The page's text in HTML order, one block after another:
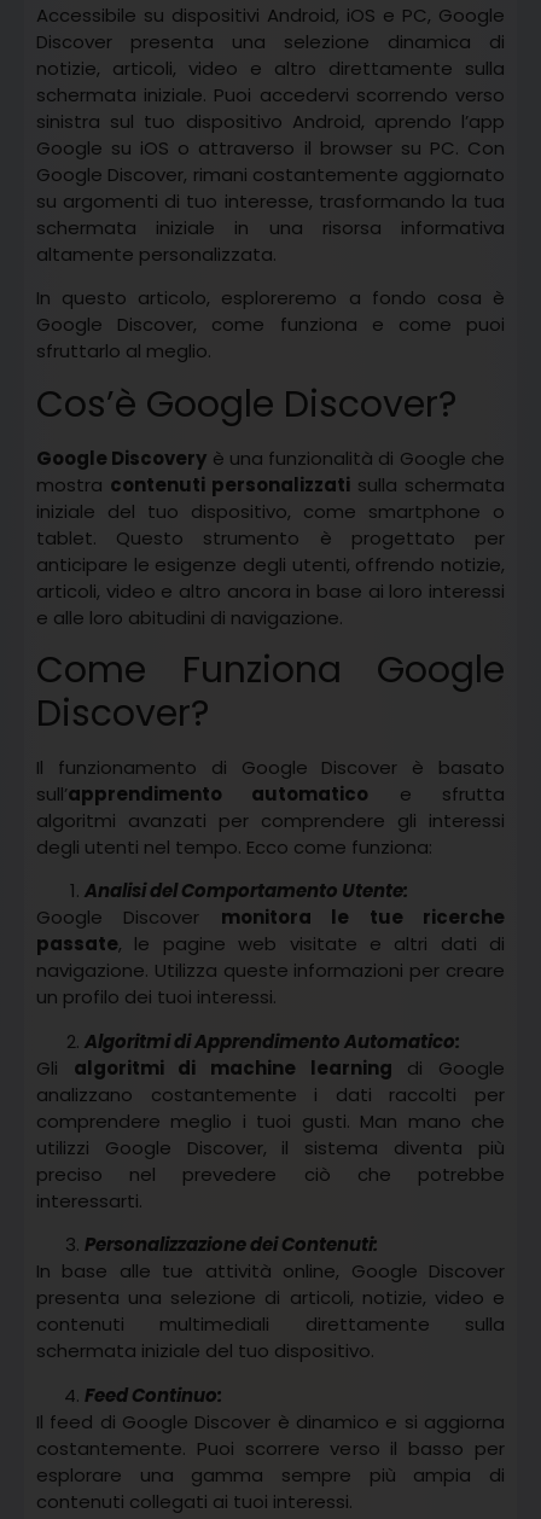
Accessibile su dispositivi Android, iOS e PC, Google
Discover presenta una selezione dinamica di
notizie, articoli, video e altro direttamente sulla
schermata iniziale. Puoi accedervi scorrendo verso
sinistra sul tuo dispositivo Android, aprendo l’app
Google su iOS o attraverso il browser su PC. Con
Google Discover, rimani costantemente aggiornato
su argomenti di tuo interesse, trasformando la tua
schermata iniziale in una risorsa informativa
altamente personalizzata.
In questo articolo, esploreremo a fondo cosa è
Google Discover, come funziona e come puoi
sfruttarlo al meglio.
Cos’è Google Discover?
Google Discovery è una funzionalità di Google che
mostra contenuti personalizzati sulla schermata
iniziale del tuo dispositivo, come smartphone o
tablet. Questo strumento è progettato per
anticipare le esigenze degli utenti, offrendo notizie,
articoli, video e altro ancora in base ai loro interessi
e alle loro abitudini di navigazione.
Come Funziona Google
Discover?
Il funzionamento di Google Discover è basato
sull’apprendimento automatico e sfrutta
algoritmi avanzati per comprendere gli interessi
degli utenti nel tempo. Ecco come funziona:
Analisi del Comportamento Utente:
Google Discover monitora le tue ricerche
passate, le pagine web visitate e altri dati di
navigazione. Utilizza queste informazioni per creare
un profilo dei tuoi interessi.
Algoritmi di Apprendimento Automatico:
Gli algoritmi di machine learning di Google
analizzano costantemente i dati raccolti per
comprendere meglio i tuoi gusti. Man mano che
utilizzi Google Discover, il sistema diventa più
preciso nel prevedere ciò che potrebbe
interessarti.
Personalizzazione dei Contenuti:
In base alle tue attività online, Google Discover
presenta una selezione di articoli, notizie, video e
contenuti multimediali direttamente sulla
schermata iniziale del tuo dispositivo.
Feed Continuo:
Il feed di Google Discover è dinamico e si aggiorna
costantemente. Puoi scorrere verso il basso per
esplorare una gamma sempre più ampia di
contenuti collegati ai tuoi interessi.